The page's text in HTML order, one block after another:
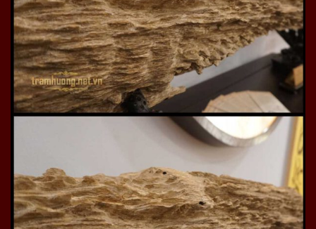
Hương trầm được ví như linh khí đất trời, hội tụ tinh hoa
tự nhiên nên sở hữu nén hương trầm thượng hạng
không phải là sở hữu 1 que nhang. Ngược lại là tinh hoa
dân tốc, là lòng thành kính dâng lên gia tiên, sự biết ơn,
thanh táo, quý giá cầu mong an bình sức khỏe. Hiện nay
với những gia đình có truyền thống, sống thanh tịnh
thường sử hương hương trầm không chỉ để dâng gia tiên
mà còn cúng tam bảo, đúng mùi hương nhà Phật.
Hương trầm cũng được biết đến với ý nghĩa sức khỏe
rất tốt, giúp an thần, tịn tâm, dưỡng khí, ăn ngon, ngủ
sâu giấc, tinh thần thoải mái, cơ thể khỏe manh, tràn
đầy sức sống, sinh lực.
Trong phong thủy, hương trầm xua đuổi tà ma, tẩy sạch